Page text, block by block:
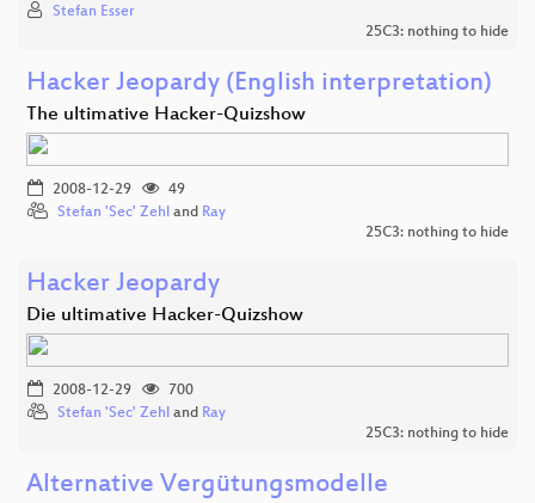
Stefan Esser
25C3: nothing to hide
Hacker Jeopardy (English interpretation)
The ultimative Hacker-Quizshow
2008-12-29
49
Stefan 'Sec' Zehl and Ray
25C3: nothing to hide
Hacker Jeopardy
Die ultimative Hacker-Quizshow
2008-12-29
700
Stefan 'Sec' Zehl and Ray
25C3: nothing to hide
Alternative Vergütungsmodelle